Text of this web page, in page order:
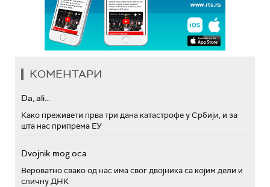
КОМЕНТАРИ
Da, ali...
Како преживети прва три дана катастрофе у Србији, и за
шта нас припрема ЕУ
Dvojnik mog oca
Вероватно свако од нас има свог двојника са којим дели и
сличну ДНК